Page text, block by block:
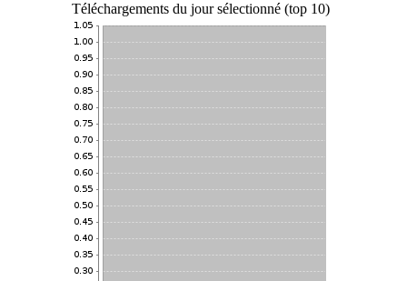
Téléchargements du jour sélectionné (top 10)